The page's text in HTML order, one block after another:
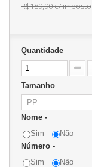
R$189,90c/ imposto
Quantidade
Tamanho
Nome -
Sim
Não
Número -
Sim
Não